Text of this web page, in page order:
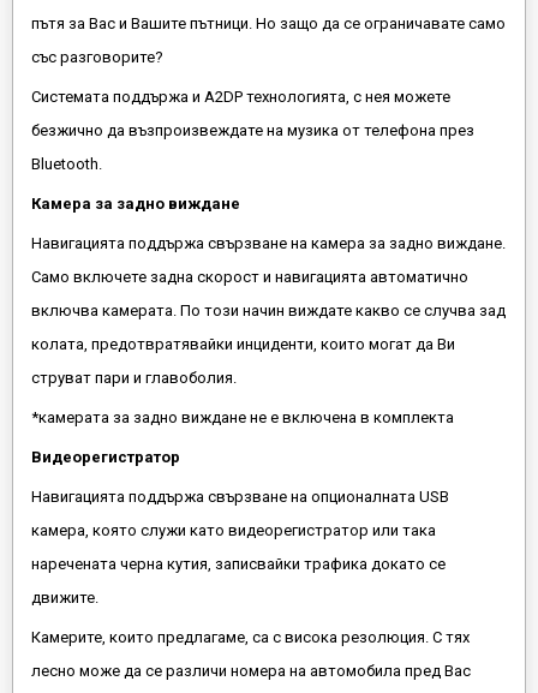
пътя за Вас и Вашите пътници. Но защо да се ограничавате само
със разговорите?
Системата поддържа и A2DP технологията, с нея можете
безжично да възпроизвеждате на музика от телефона през
Bluetooth.
Камера за задно виждане
Навигацията поддържа свързване на камера за задно виждане.
Само включете задна скорост и навигацията автоматично
включва камерата. По този начин виждате какво се случва зад
колата, предотвратявайки инциденти, които могат да Ви
струват пари и главоболия.
*камерата за задно виждане не е включена в комплекта
Видеорегистратор
Навигацията поддържа свързване на опционалната USB
камера, която служи като видеорегистратор или така
наречената черна кутия, записвайки трафика докато се
движите.
Камерите, които предлагаме, са с висока резолюция. С тях
лесно може да се различи номера на автомобила пред Вас